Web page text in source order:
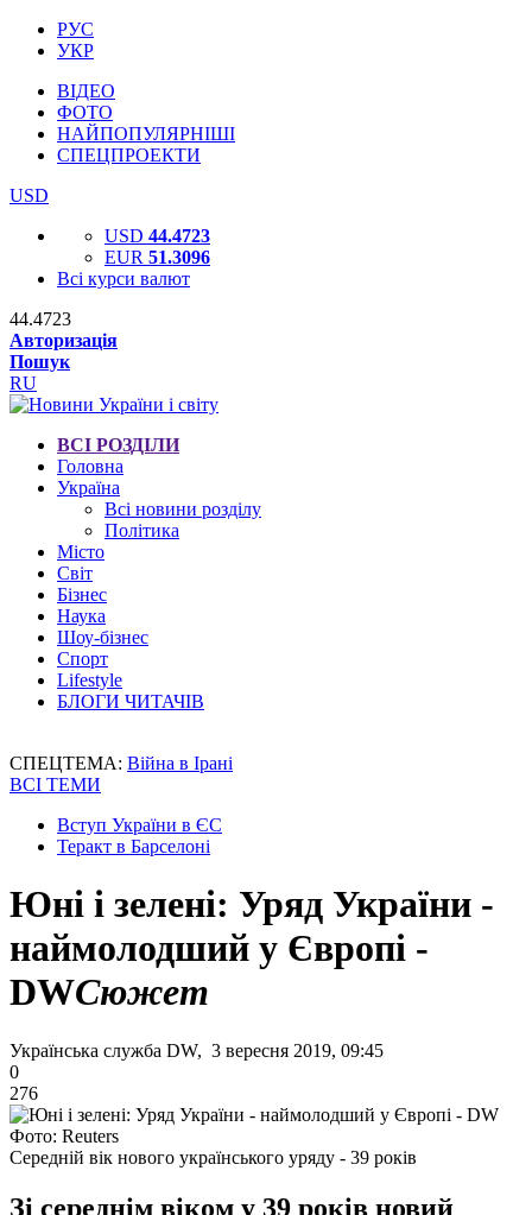
РУС
УКР
ВІДЕО
ФОТО
НАЙПОПУЛЯРНІШІ
СПЕЦПРОЕКТИ
USD
USD 44.4723
EUR 51.3096
Всі курси валют
44.4723
Авторизація
Пошук
RU
ВСІ РОЗДІЛИ
Головна
Україна
Всі новини розділу
Політика
Місто
Світ
Бізнес
Наука
Шоу-бізнес
Спорт
Lifestyle
БЛОГИ ЧИТАЧІВ
СПЕЦТЕМА: Війна в Ірані
ВСІ ТЕМИ
Вступ України в ЄС
Теракт в Барселоні
Юні і зелені: Уряд України -
наймолодший у Європі -
DWСюжет
Українська служба DW, 3 вересня 2019, 09:45
0
276
Фото: Reuters
Середній вік нового українського уряду - 39 років
Зі середнім віком у 39 років новий